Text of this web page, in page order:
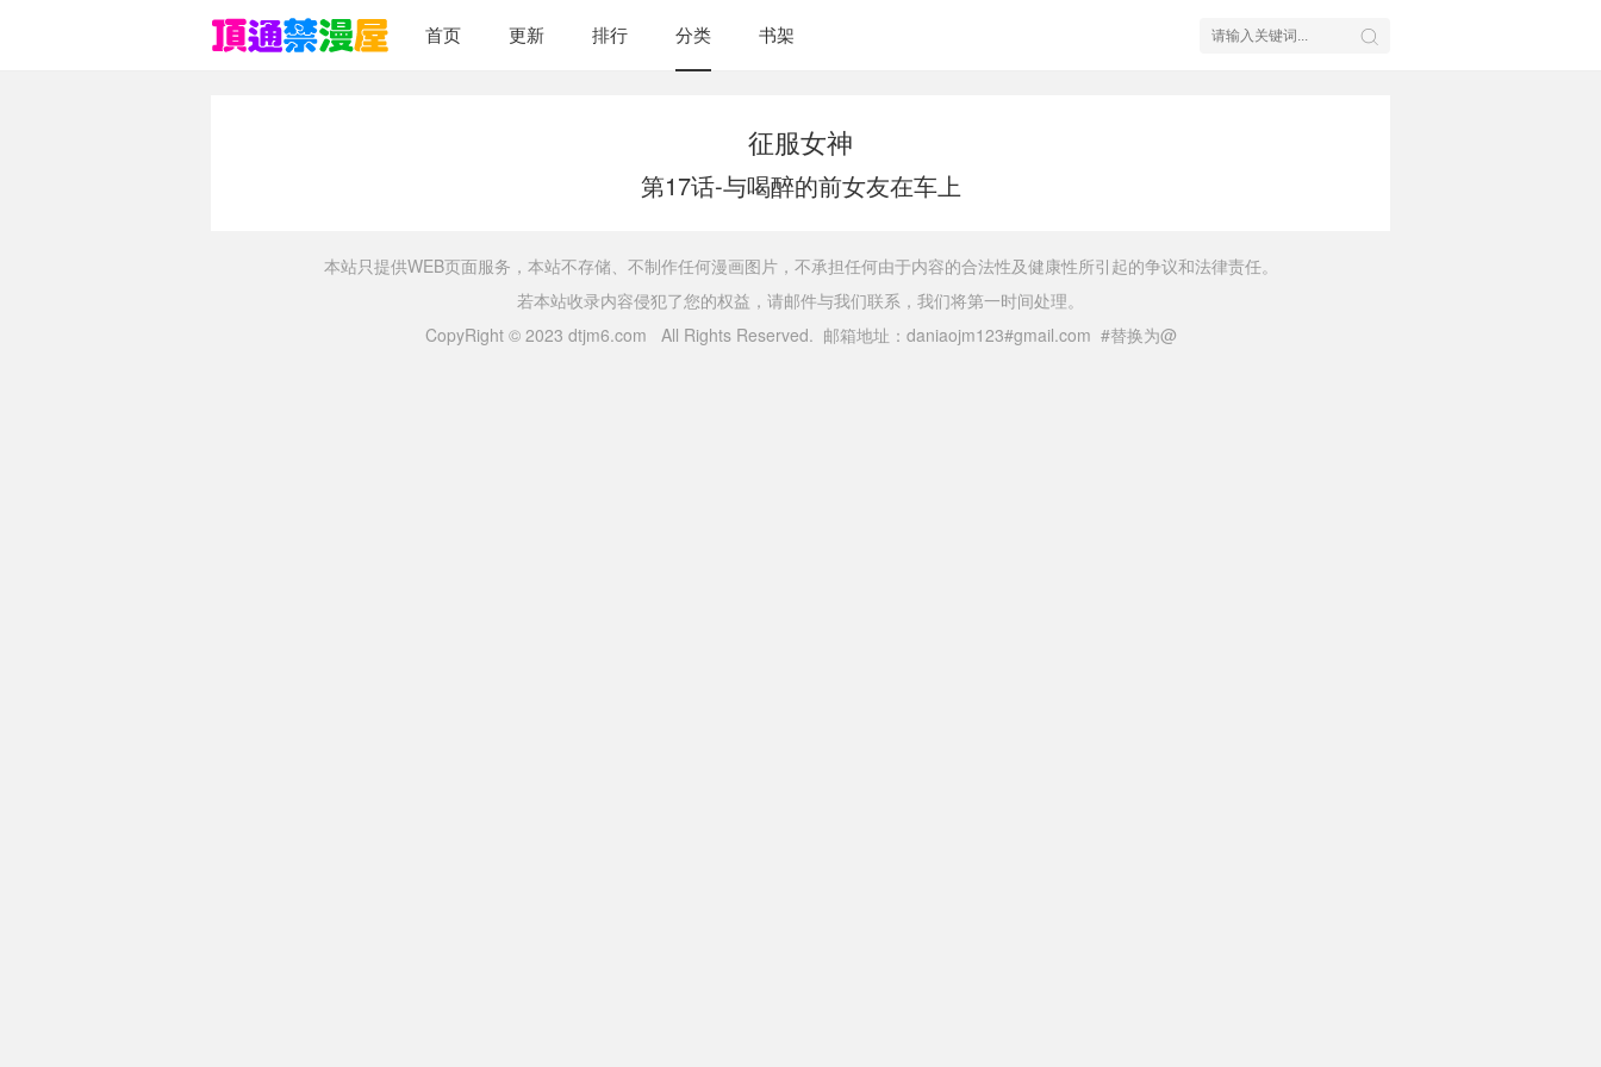
首页 更新 排行 分类 书架
征服女神
第17话-与喝醉的前女友在车上
本站只提供WEB页面服务，本站不存储、不制作任何漫画图片，不承担任何由于内容的合法性及健康性所引起的争议和法律责任。
若本站收录内容侵犯了您的权益，请邮件与我们联系，我们将第一时间处理。
CopyRight © 2023 dtjm6.com All Rights Reserved. 邮箱地址：daniaojm123#gmail.com #替换为@